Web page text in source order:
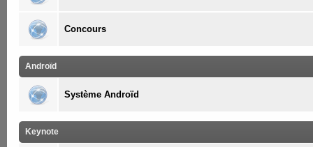
Concours
Androïd
Système Androïd
Keynote